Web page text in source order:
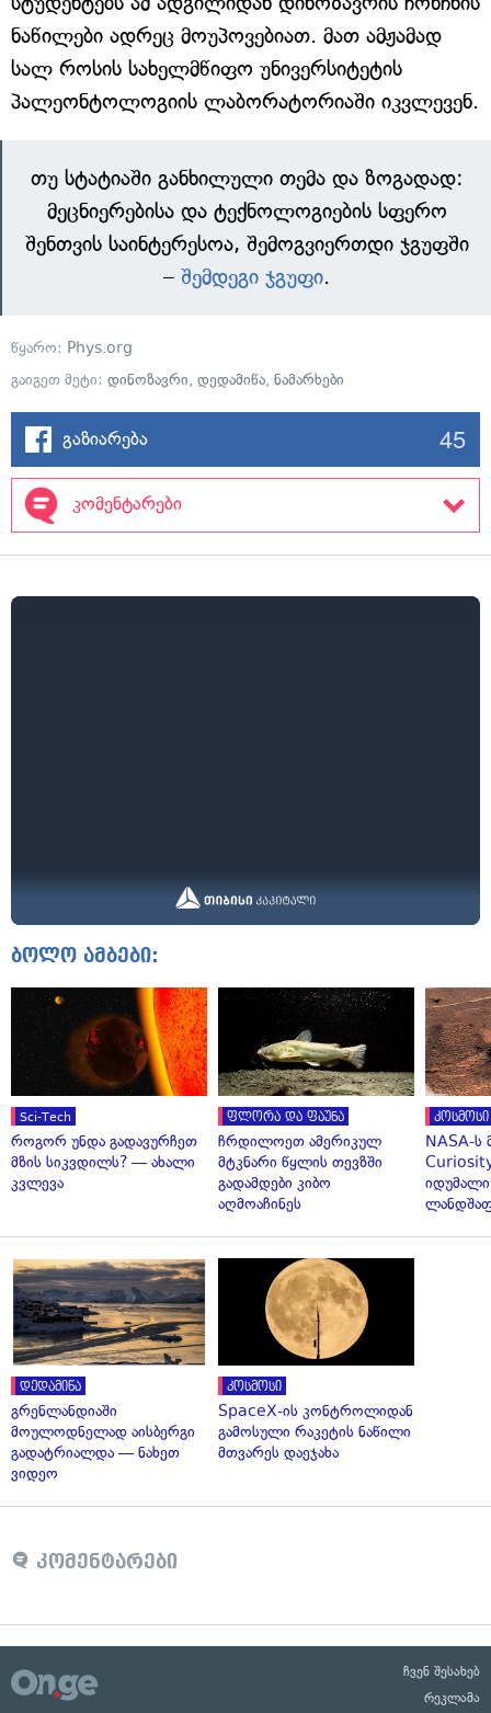
ნაწილები ადრეც მოუპოვებიათ. მათ ამჟამად
სალ როსის სახელმწიფო უნივერსიტეტის
პალეონტოლოგიის ლაბორატორიაში იკვლევენ.
თუ სტატიაში განხილული თემა და ზოგადად:
მეცნიერებისა და ტექნოლოგიების სფერო
შენთვის საინტერესოა, შემოგვიერთდი ჯგუფში
– შემდეგი ჯგუფი.
წყარო: Phys.org
გაიგეთ მეტი: დინოზავრი, დედამიწა, ნამარხები
გაზიარება 45
კომენტარები
ბოლო ამბები:
Sci-Tech
როგორ უნდა გადავურჩეთ
მზის სიკვდილს? — ახალი
კვლევა
ფლორა და ფაუნა
ჩრდილოეთ ამერიკულ
მტკნარი წყლის თევზში
გადამდები კიბო
აღმოაჩინეს
კოსმოსი
NASA-ს
დედამიწა
გრენლანდიაში
მოულოდნელად აისბერგი
გადატრიალდა — ნახეთ
ვიდეო
კოსმოსი
SpaceX-ის კონტროლიდან
გამოსული რაკეტის ნაწილი
მთვარეს დაეჯახა
კომენტარები
ჩვენ შესახებ
რეკლამა